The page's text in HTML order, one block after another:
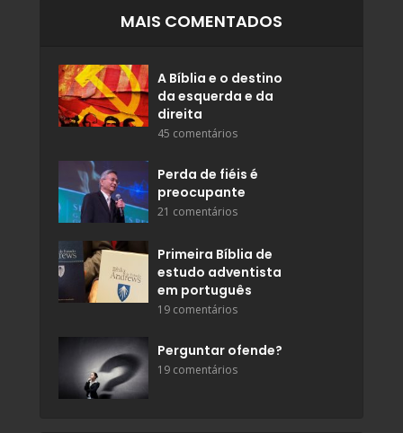
MAIS COMENTADOS
A Bíblia e o destino
da esquerda e da
direita
45 comentários
Perda de fiéis é
preocupante
21 comentários
Primeira Bíblia de
estudo adventista
em português
19 comentários
Perguntar ofende?
19 comentários